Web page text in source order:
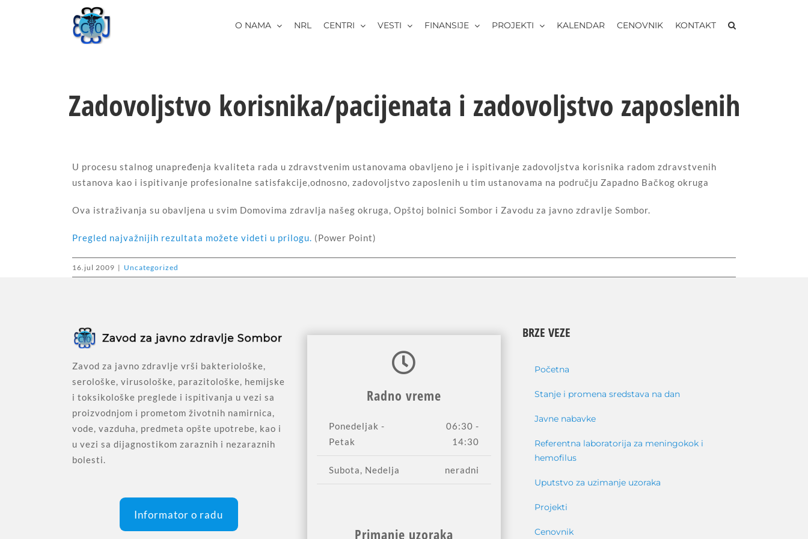
O NAMA NRL CENTRI VESTI FINANSIJE PROJEKTI KALENDAR CENOVNIK KONTAKT
Zadovoljstvo korisnika/pacijenata i zadovoljstvo zaposlenih
U procesu stalnog unapređenja kvaliteta rada u zdravstvenim ustanovama obavljeno je i ispitivanje zadovoljstva korisnika radom zdravstvenih
ustanova kao i ispitivanje profesionalne satisfakcije,odnosno, zadovoljstvo zaposlenih u tim ustanovama na području Zapadno Bačkog okruga
Ova istraživanja su obavljena u svim Domovima zdravlja našeg okruga, Opštoj bolnici Sombor i Zavodu za javno zdravlje Sombor.
Pregled najvažnijih rezultata možete videti u prilogu. (Power Point)
16.jul 2009 | Uncategorized
Zavod za javno zdravlje vrši bakteriološke,
serološke, virusološke, parazitološke, hemijske
i toksikološke preglede i ispitivanja u vezi sa
proizvodnjom i prometom životnih namirnica,
vode, vazduha, predmeta opšte upotrebe, kao i
u vezi sa dijagnostikom zaraznih i nezaraznih
bolesti.
Informator o radu
Radno vreme
Ponedeljak -
Petak
06:30 -
14:30
Subota, Nedelja neradni
Primanje uzoraka
BRZE VEZE
Početna
Stanje i promena sredstava na dan
Javne nabavke
Referentna laboratorija za meningokok i
hemofilus
Uputstvo za uzimanje uzoraka
Projekti
Cenovnik